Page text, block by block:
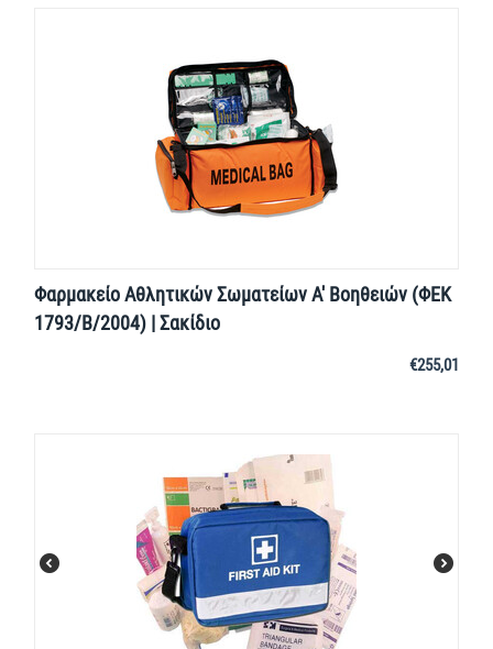
Φαρμακείο Αθλητικών Σωματείων Α' Βοηθειών (ΦΕΚ
1793/Β/2004) | Σακίδιο
€255,01